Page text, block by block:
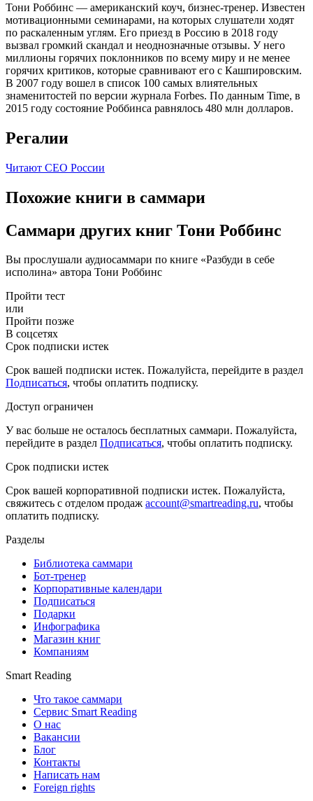
Тони Роббинс — американский коуч, бизнес-тренер. Известен
мотивационными семинарами, на которых слушатели ходят
по раскаленным углям. Его приезд в Россию в 2018 году
вызвал громкий скандал и неоднозначные отзывы. У него
миллионы горячих поклонников по всему миру и не менее
горячих критиков, которые сравнивают его с Кашпировским.
В 2007 году вошел в список 100 самых влиятельных
знаменитостей по версии журнала Forbes. По данным Time, в
2015 году состояние Роббинса равнялось 480 млн долларов.
Регалии
Читают CEO России
Похожие книги в саммари
Саммари других книг Тони Роббинс
Вы прослушали аудиосаммари по книге «Разбуди в себе
исполина» автора Тони Роббинс
Пройти тест
или
Пройти позже
В соцсетях
Срок подписки истек
Срок вашей подписки истек. Пожалуйста, перейдите в раздел
Подписаться, чтобы оплатить подписку.
Доступ ограничен
У вас больше не осталось бесплатных саммари. Пожалуйста,
перейдите в раздел Подписаться, чтобы оплатить подписку.
Срок подписки истек
Срок вашей корпоративной подписки истек. Пожалуйста,
свяжитесь с отделом продаж account@smartreading.ru, чтобы
оплатить подписку.
Разделы
Библиотека саммари
Бот-тренер
Корпоративные календари
Подписаться
Подарки
Инфографика
Магазин книг
Компаниям
Smart Reading
Что такое саммари
Сервис Smart Reading
О нас
Вакансии
Блог
Контакты
Написать нам
Foreign rights